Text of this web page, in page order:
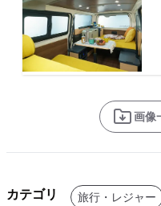
画像
カテゴリ 旅行・レジャー